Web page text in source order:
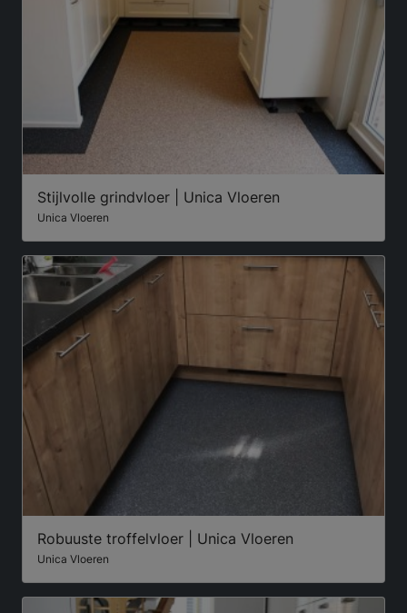
Stijlvolle grindvloer | Unica Vloeren
Unica Vloeren
Robuuste troffelvloer | Unica Vloeren
Unica Vloeren